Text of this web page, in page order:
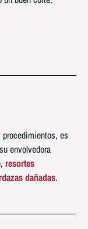
es
envolvedora
, resortes
dañadas.